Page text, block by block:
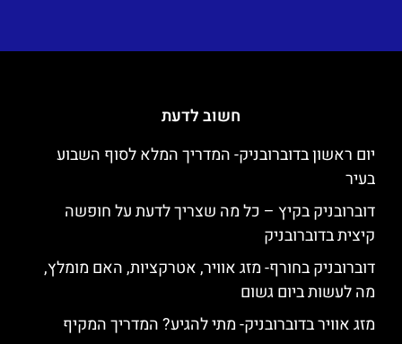
חשוב לדעת
יום ראשון בדוברובניק- המדריך המלא לסוף השבוע
בעיר
דוברובניק בקיץ – כל מה שצריך לדעת על חופשה
קיצית בדוברובניק
דוברובניק בחורף- מזג אוויר, אטרקציות, האם מומלץ,
מה לעשות ביום גשום
מזג אוויר בדוברובניק- מתי להגיע? המדריך המקיף